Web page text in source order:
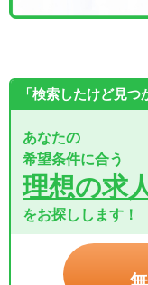
「検索したけど見つ
あなたの
希望条件に合う
理想の求
をお探しします！